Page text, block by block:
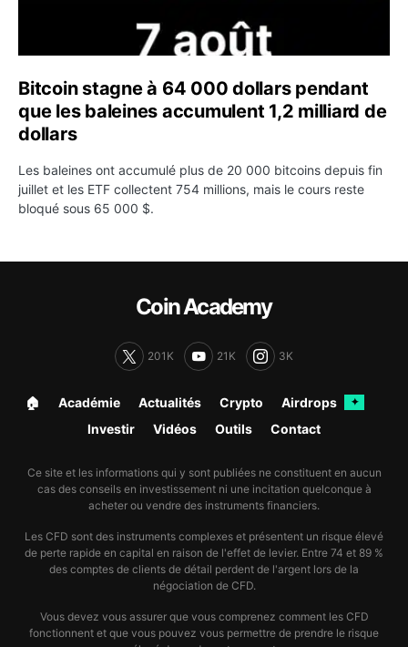
Bitcoin stagne à 64 000 dollars pendant
que les baleines accumulent 1,2 milliard de
dollars
Les baleines ont accumulé plus de 20 000 bitcoins depuis fin
juillet et les ETF collectent 754 millions, mais le cours reste
bloqué sous 65 000 $.
Coin Academy
201K 21K 3K
🏠︎ Académie Actualités Crypto Airdrops ✦
Investir Vidéos Outils Contact
Ce site et les informations qui y sont publiées ne constituent en aucun
cas des conseils en investissement ni une incitation quelconque à
acheter ou vendre des instruments financiers.
Les CFD sont des instruments complexes et présentent un risque élevé
de perte rapide en capital en raison de l'effet de levier. Entre 74 et 89 %
des comptes de clients de détail perdent de l'argent lors de la
négociation de CFD.
Vous devez vous assurer que vous comprenez comment les CFD
fonctionnent et que vous pouvez vous permettre de prendre le risque